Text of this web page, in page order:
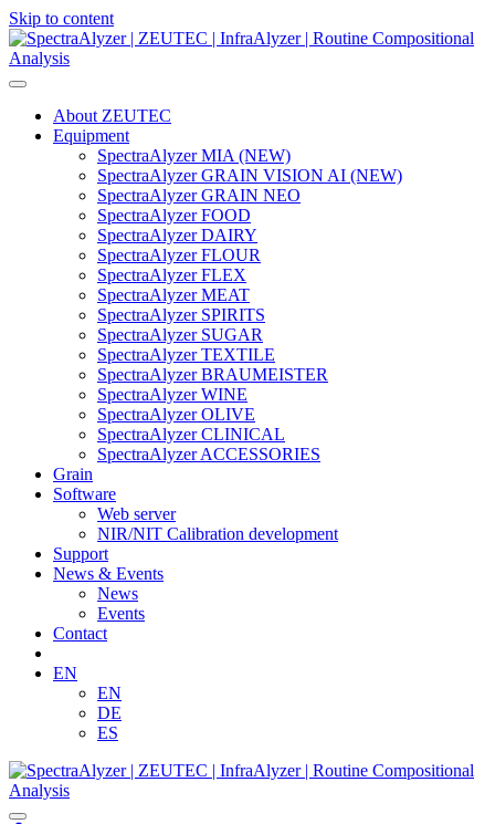
Skip to content
Main
Navigation
About ZEUTEC
Equipment
SpectraAlyzer MIA (NEW)
SpectraAlyzer GRAIN VISION AI (NEW)
SpectraAlyzer GRAIN NEO
SpectraAlyzer FOOD
SpectraAlyzer DAIRY
SpectraAlyzer FLOUR
SpectraAlyzer FLEX
SpectraAlyzer MEAT
SpectraAlyzer SPIRITS
SpectraAlyzer SUGAR
SpectraAlyzer TEXTILE
SpectraAlyzer BRAUMEISTER
SpectraAlyzer WINE
SpectraAlyzer OLIVE
SpectraAlyzer CLINICAL
SpectraAlyzer ACCESSORIES
Grain
Software
Web server
NIR/NIT Calibration development
Support
News & Events
News
Events
Contact
EN
EN
DE
ES